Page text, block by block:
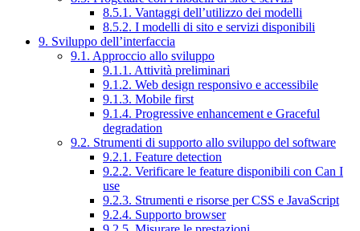
8.5.1. Vantaggi dell’utilizzo dei modelli
8.5.2. I modelli di sito e servizi disponibili
9. Sviluppo dell’interfaccia
9.1. Approccio allo sviluppo
9.1.1. Attività preliminari
9.1.2. Web design responsivo e accessibile
9.1.3. Mobile first
9.1.4. Progressive enhancement e Graceful
degradation
9.2. Strumenti di supporto allo sviluppo del software
9.2.1. Feature detection
9.2.2. Verificare le feature disponibili con Can I
use
9.2.3. Strumenti e risorse per CSS e JavaScript
9.2.4. Supporto browser